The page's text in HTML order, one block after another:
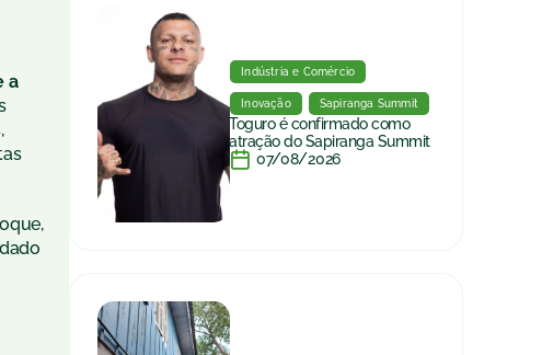
a
Indústria e Comércio
Inovação Sapiranga Summit
Toguro é confirmado como
atração do Sapiranga Summit
07/08/2026